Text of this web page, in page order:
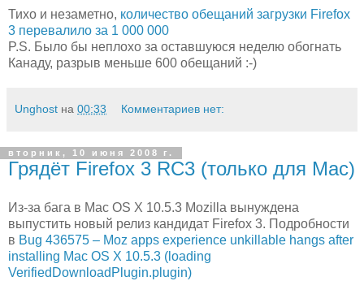
Тихо и незаметно, количество обещаний загрузки Firefox
3 перевалило за 1 000 000
P.S. Было бы неплохо за оставшуюся неделю обогнать
Канаду, разрыв меньше 600 обещаний :-)
Unghost на 00:33 Комментариев нет:
вторник, 10 июня 2008 г.
Грядёт Firefox 3 RC3 (только для Mac)
Из-за бага в Mac OS X 10.5.3 Mozilla вынуждена
выпустить новый релиз кандидат Firefox 3. Подробности
в Bug 436575 – Moz apps experience unkillable hangs after
installing Mac OS X 10.5.3 (loading
VerifiedDownloadPlugin.plugin)